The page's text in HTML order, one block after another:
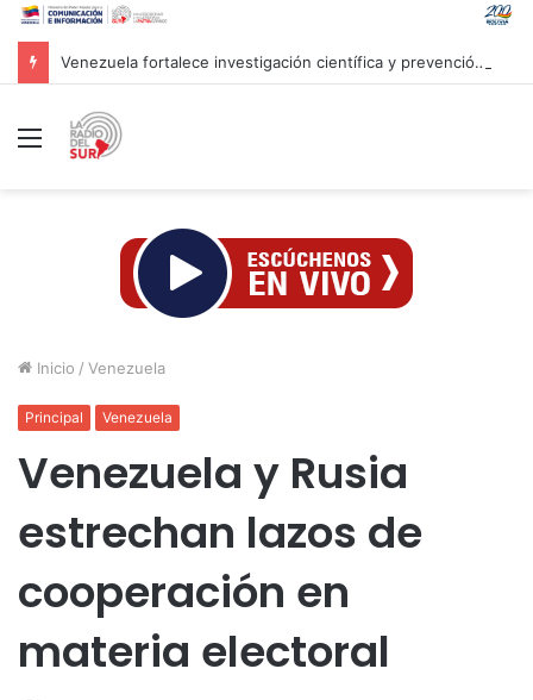
Venezuela fortalece investigación científica y prevención ante efectos del fenómeno «Súper Niño»
Menú
Inicio / Venezuela
Principal Venezuela
Venezuela y Rusia
estrechan lazos de
cooperación en
materia electoral